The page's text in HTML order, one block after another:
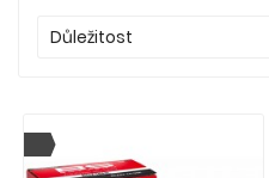
Důležitost